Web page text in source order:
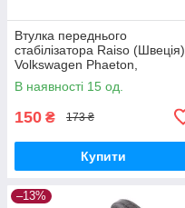
Втулка переднього
стабілізатора Raiso (Швеція)
Volkswagen Phaeton,
Фольксваген Фаетон #RL-
3D0317C UAPZJJK17
В наявності 15 од.
150 ₴ 173 ₴
Купити
–13%